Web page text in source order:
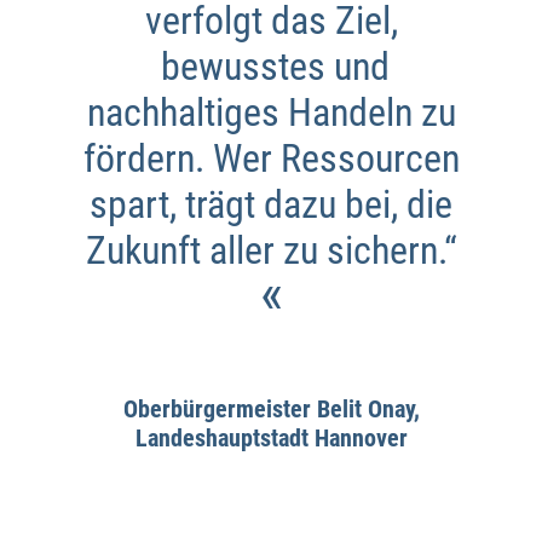
verfolgt das Ziel,
bewusstes und
nachhaltiges Handeln zu
fördern. Wer Ressourcen
spart, trägt dazu bei, die
Zukunft aller zu sichern.“
«
Oberbürgermeister Belit Onay,
Landeshauptstadt Hannover